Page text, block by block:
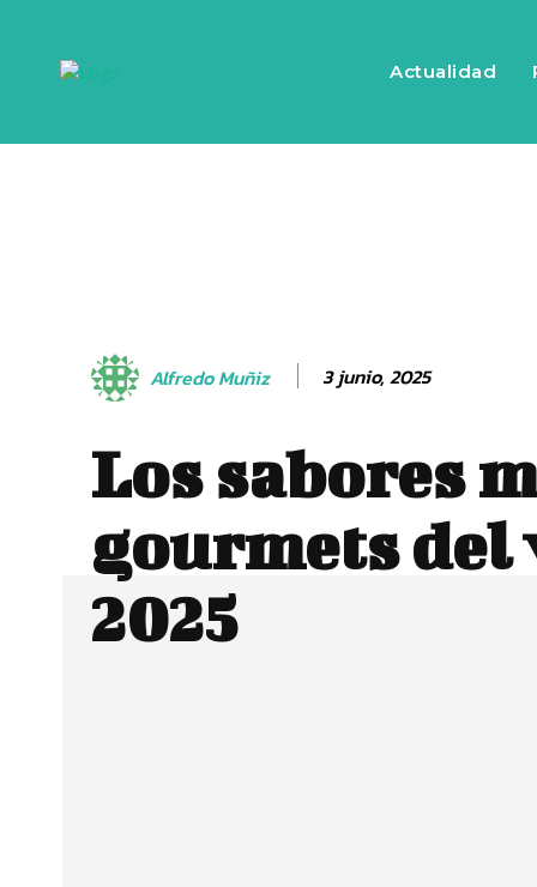
Actualidad
Alfredo Muñiz 3 junio, 2025
Los sabores
gourmets del
2025